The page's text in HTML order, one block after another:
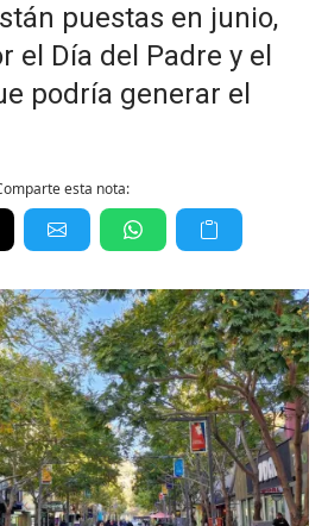
puestas en junio,
el Día del Padre y el
podría generar el
esta nota: